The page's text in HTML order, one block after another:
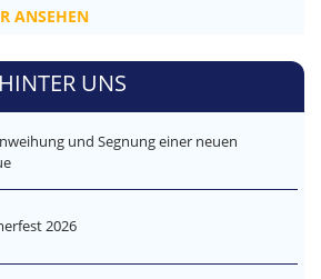
ANSEHEN
UNS
und Segnung einer neuen
2026